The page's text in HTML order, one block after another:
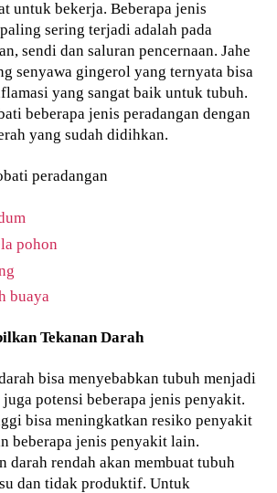
untuk bekerja. Beberapa jenis
sering terjadi adalah pada
sendi dan saluran pencernaan. Jahe
senyawa gingerol yang ternyata bisa
yang sangat baik untuk tubuh.
beberapa jenis peradangan dengan
yang sudah didihkan.
peradangan
pohon
buaya
Tekanan Darah
bisa menyebabkan tubuh menjadi
potensi beberapa jenis penyakit.
bisa meningkatkan resiko penyakit
beberapa jenis penyakit lain.
darah rendah akan membuat tubuh
dan tidak produktif. Untuk